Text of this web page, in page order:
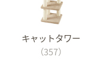
キャットタワー
（357）